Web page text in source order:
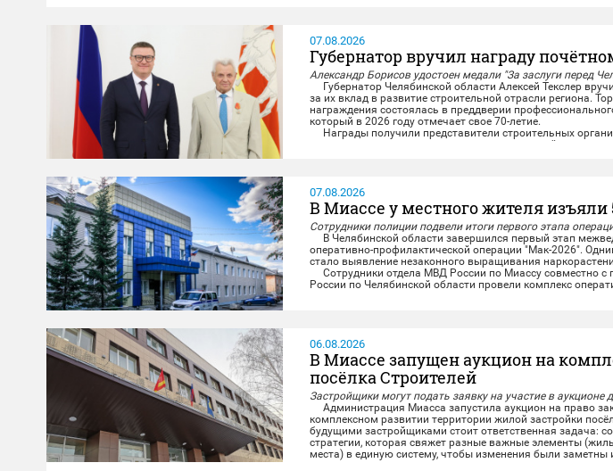
07.08.2026
Губернатор вручил награду
Александр Борисов удостоен медали "За заслуги перед
Губернатор Челябинской области Алексей Текслер
за их вклад в развитие строительной отрасли региона.
награждения состоялась в преддверии
который в 2026 году отмечает свое 70-летие.
Награды получили представители строительных
министерства и подведомственных учреждений из...
07.08.2026
В Миассе у местного жителя изъяли
Сотрудники полиции подвели итоги первого этапа
В Челябинской области завершился первый этап
оперативно-профилактической операции "Мак-2026".
стало выявление незаконного выращивания
Сотрудники отдела МВД России по Миассу совместно с
России по Челябинской области провели комплекс
06.08.2026
В Миассе запущен аукцион на
посёлка Строителей
Застройщики могут подать заявку на участие в аукционе
Администрация Миасса запустила аукцион на право
комплексном развитии территории жилой застройки
будущими застройщиками стоит ответственная задача:
стратегии, которая свяжет разные важные элементы
места) в единую систему, чтобы изменения были заметны